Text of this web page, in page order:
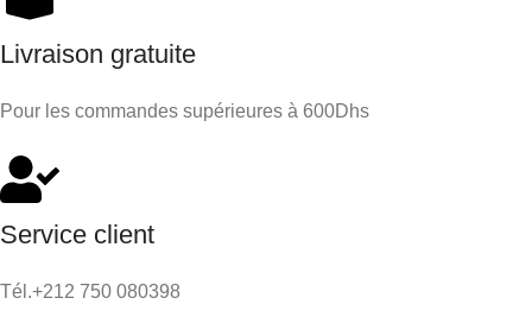
Livraison gratuite
Pour les commandes supérieures à 600Dhs
Service client
Tél.+212 750 080398